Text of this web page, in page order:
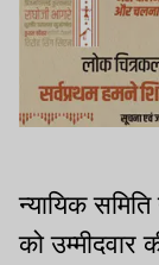
न्यायिक
को उम्मीदवार